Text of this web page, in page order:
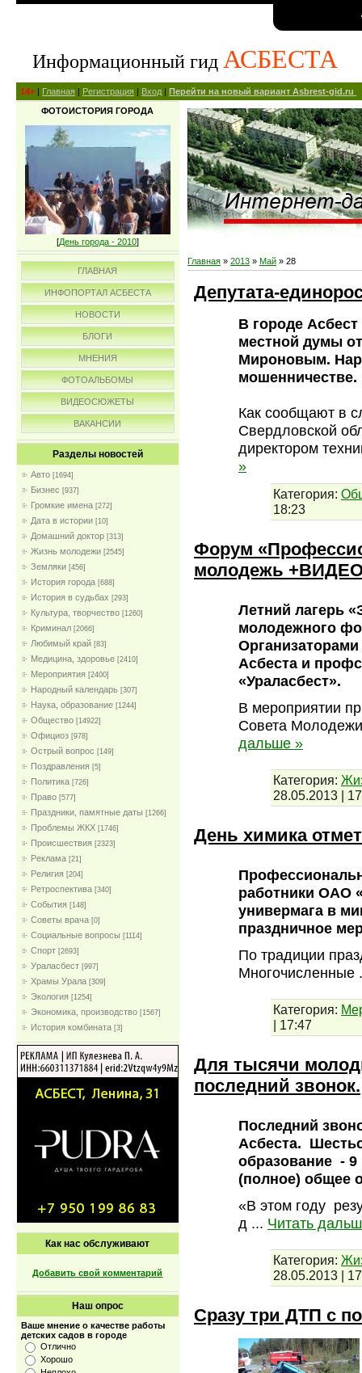
Информационный гид АСБЕСТА
14+ | Главная | Регистрация | Вход | Перейти на новый вариант Asbrest-gid.ru
ФОТОИСТОРИЯ ГОРОДА
[День города - 2010]
ГЛАВНАЯ
ИНФОПОРТАЛ АСБЕСТА
НОВОСТИ
БЛОГИ
МНЕНИЯ
ФОТОАЛЬБОМЫ
ВИДЕОСЮЖЕТЫ
ВАКАНСИИ
Разделы новостей
Авто [1694]
Бизнес [937]
Громкие имена [272]
Дата в истории [10]
Домашний доктор [313]
Жизнь молодежи [2545]
Земляки [456]
История города [688]
История в судьбах [293]
Культура, творчество [1260]
Криминал [2066]
Любимый край [83]
Медицина, здоровье [2410]
Мероприятия [2400]
Народный календарь [307]
Наука, образование [1244]
Общество [14922]
Официоз [978]
Острый вопрос [149]
Поздравления [5]
Политика [726]
Право [577]
Праздники, памятные даты [1266]
Проблемы ЖКХ [1746]
Проиcшествия [2323]
Реклама [21]
Религия [204]
Ретроспектива [340]
События [148]
Советы врача [0]
Социальные вопросы [1114]
Спорт [2693]
Ураласбест [997]
Храмы Урала [309]
Экология [1254]
Экономика, производство [1567]
История комбината [3]
Как нас обслуживают
Добавить свой комментарий
Наш опрос
Ваше мнение о качестве работы
детских садов в городе
Отлично
Хорошо
Главная » 2013 » Май » 28
Депутата-
В городе
местной думы
Мироновым.
мошенничестве.
Как сообщают в
Свердловской
директором
»
Категория:
18:23
Форум
молодежь
Летний лагерь
молодежного
Асбеста и
«Ураласбест».
В мероприятии
Совета
дальше »
Категория:
28.05.2013 |
День химика
работники ОАО
универмага в
праздничное
По традиции
Многочисленные
Категория:
| 17:47
Для тысячи
последний звонок.
Последний
Асбеста.
образование -
(полное) общее
«В этом году
д ... Читать
Категория:
28.05.2013 |
Сразу три ДТП с